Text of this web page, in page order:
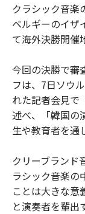
クラシック音楽
ベルギーのイザ
て海外決勝開催
今回の決勝で審
フは、7日ソウ
れた記者会見で
述べ、「韓国の
生や教育者を通
クリーブランド
ラシック音楽の
ことは大きな意
と演奏者を輩出